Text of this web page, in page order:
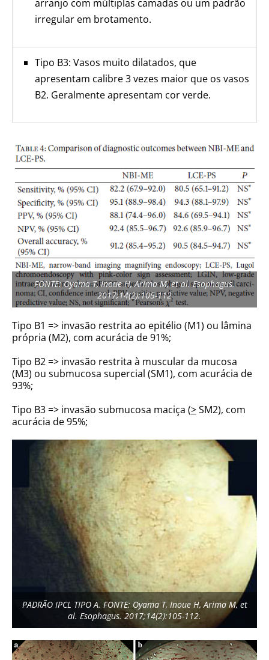
arranjo com múltiplas camadas ou um padrão
irregular em brotamento.
Tipo B3: Vasos muito dilatados, que
apresentam calibre 3 vezes maior que os vasos
B2. Geralmente apresentam cor verde.
FONTE: Oyama T, Inoue H, Arima M, et al. Esophagus.
2017;14(2):105-112
Tipo B1 => invasão restrita ao epitélio (M1) ou lâmina
própria (M2), com acurácia de 91%;
Tipo B2 => invasão restrita à muscular da mucosa
(M3) ou submucosa supercial (SM1), com acurácia de
93%;
Tipo B3 => invasão submucosa maciça (>SM2), com
acurácia de 95%;
PADRÃO IPCL TIPO A. FONTE: Oyama T, Inoue H, Arima M, et
al. Esophagus. 2017;14(2):105-112.